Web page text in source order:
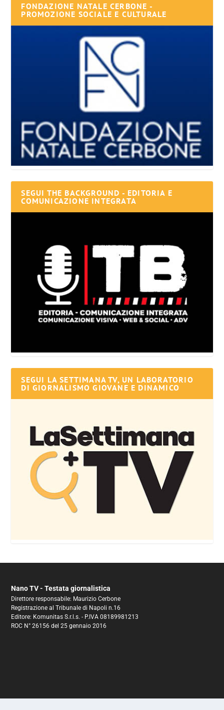
FONDAZIONE NATALE CERBONE -
PROMOZIONE SOCIALE E CULTURALE
SEGUI THE BACKGROUND - EDITORIA E
COMUNICAZIONE INTEGRATA
SEGUI LA SETTIMANA TV, UN LABORATORIO
DI GIORNALISMO GIOVANE E DINAMICO
Nano TV - Testata giornalistica
Direttore responsabile: Maurizio Cerbone
Registrazione al Tribunale di Napoli n.16
Editore: Komunitas S.r.l.s. - P.IVA 08189981213
ROC N° 26156 del 25 gennaio 2016